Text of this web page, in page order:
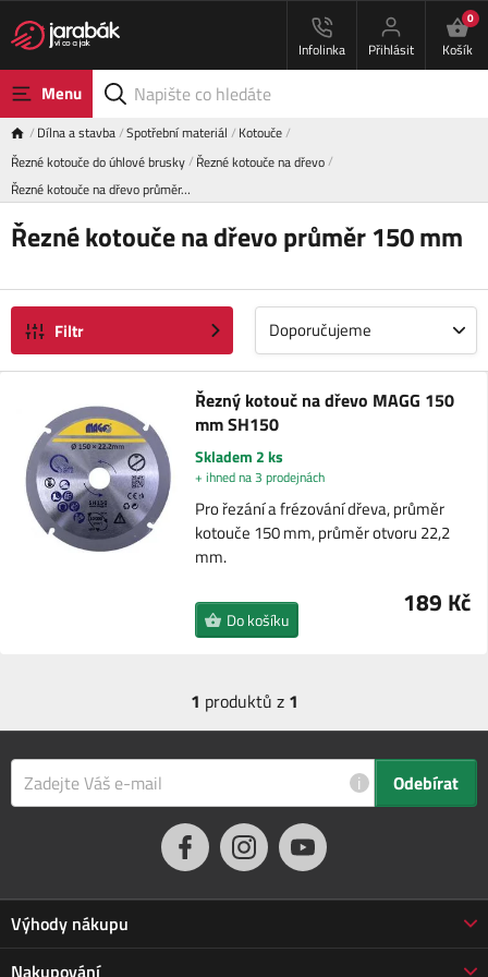
Infolinka Přihlásit
0
Košík
Menu
Dílna a stavba Spotřební materiál
Kotouče
Řezné kotouče do úhlové brusky Řezné kotouče na dřevo
Řezné kotouče na dřevo průměr…
Řezné kotouče na dřevo průměr 150 mm
Filtr Doporučujeme
Řezný kotouč na dřevo MAGG 150
mm SH150
Skladem 2 ks
+ ihned na 3 prodejnách
Pro řezání a frézování dřeva, průměr
kotouče 150 mm, průměr otvoru 22,2
mm.
189 Kč
Do košíku
1 produktů z 1
i Odebírat
Výhody nákupu
Proč nakupovat u nás
Nakupování